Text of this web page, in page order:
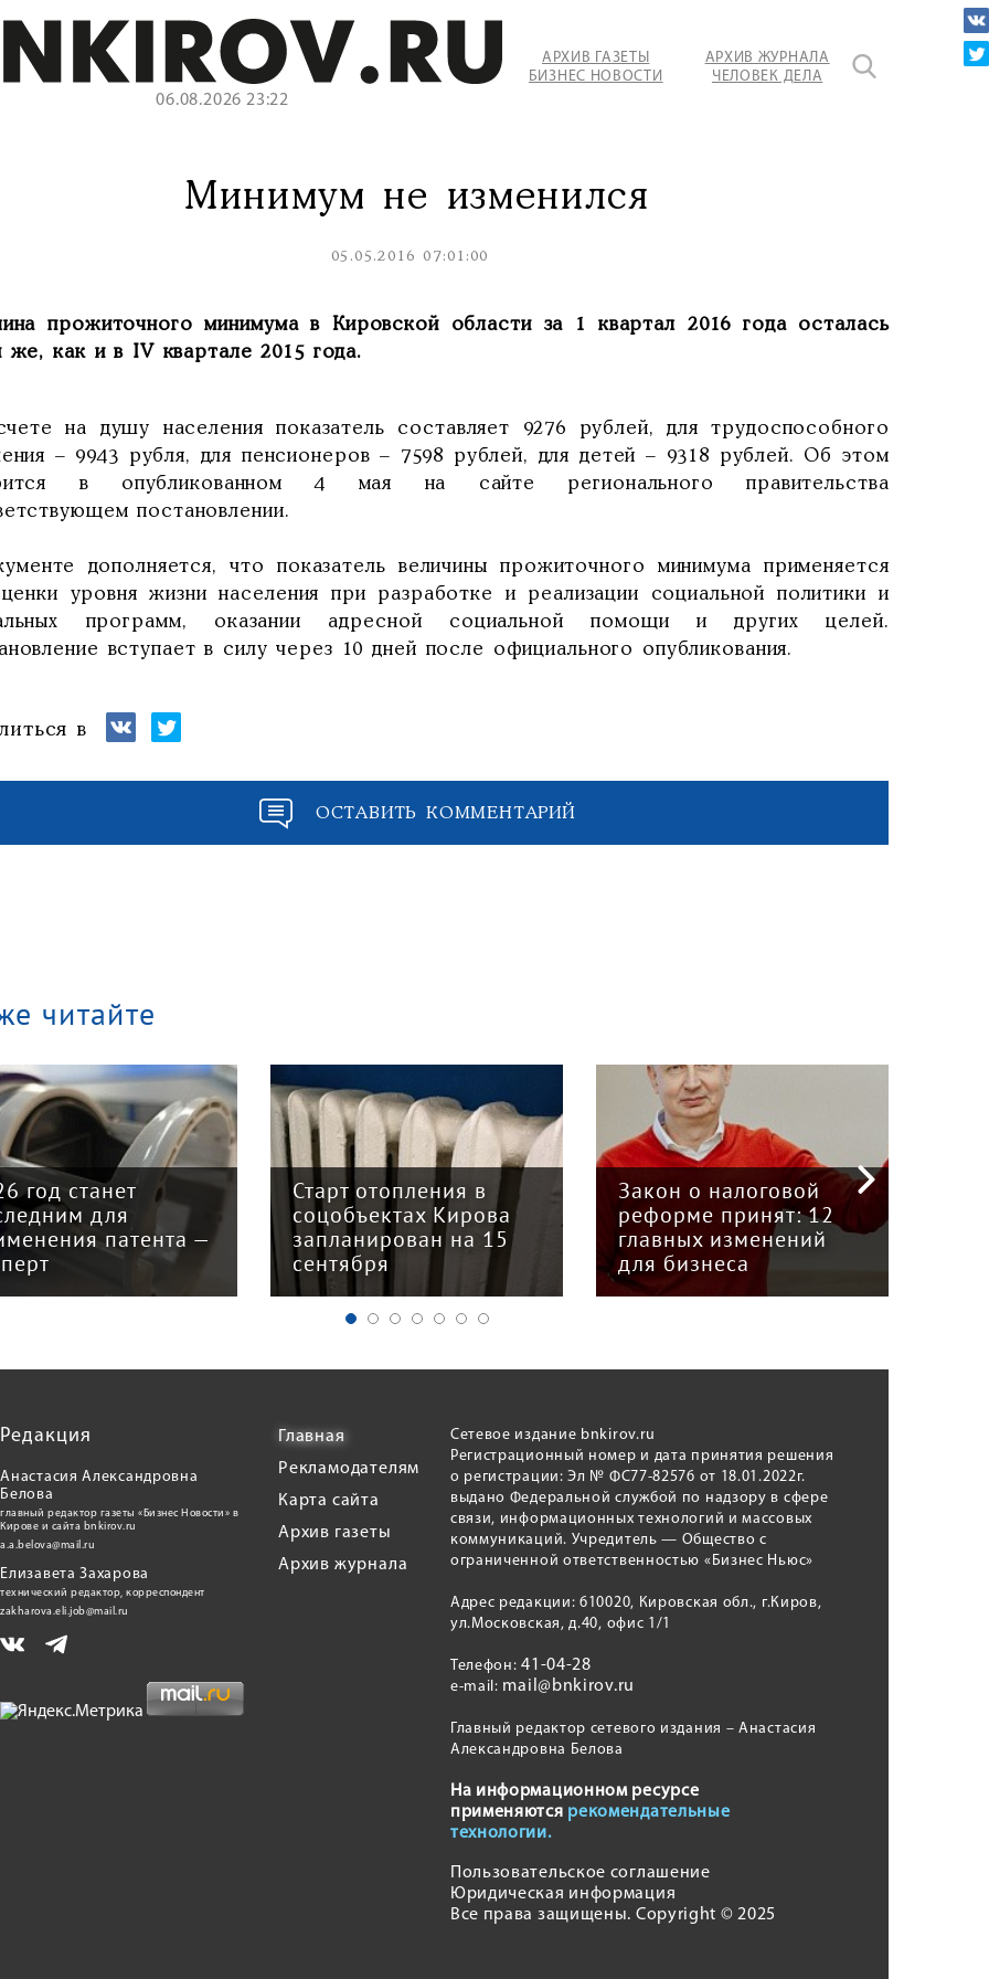
06.08.2026 23:22
АРХИВ ГАЗЕТЫ
БИЗНЕС НОВОСТИ
АРХИВ ЖУРНАЛА
ЧЕЛОВЕК ДЕЛА
Минимум не изменился
05.05.2016 07:01:00
прожиточного минимума в Кировской области за 1 квартал 2016 года осталась
же, как и в IV квартале 2015 года.
на душу населения показатель составляет 9276 рублей, для трудоспособного
– 9943 рубля, для пенсионеров – 7598 рублей, для детей – 9318 рублей. Об этом
в опубликованном 4 мая на сайте регионального правительства
постановлении.
дополняется, что показатель величины прожиточного минимума применяется
уровня жизни населения при разработке и реализации социальной политики и
программ, оказании адресной социальной помощи и других целей.
вступает в силу через 10 дней после официального опубликования.
в
ОСТАВИТЬ КОММЕНТАРИЙ
читайте
отопления в
Кирова
на 15
Закон о налоговой
реформе принят: 12
главных изменений
для бизнеса
«Кризис в кузове»:
интервью с
председателем Союза
грузоперевозчиков
«Вятка» Юрием
Куншиным
Редакция
Анастасия Александровна
Белова
главный редактор газеты «Бизнес Новости» в
Кирове и сайта bnkirov.ru
a.a.belova@mail.ru
Елизавета Захарова
технический редактор, корреспондент
zakharova.eli.job@mail.ru
Главная
Рекламодателям
Карта сайта
Архив газеты
Архив журнала
Сетевое издание bnkirov.ru
Регистрационный номер и дата принятия решения
о регистрации: Эл № ФС77-82576 от 18.01.2022г.
выдано Федеральной службой по надзору в сфере
связи, информационных технологий и массовых
коммуникаций. Учредитель — Общество с
ограниченной ответственностью «Бизнес Ньюс»
Адрес редакции: 610020, Кировская обл., г.Киров,
ул.Московская, д.40, офис 1/1
Телефон:41-04-28
e-mail: mail@bnkirov.ru
Главный редактор сетевого издания – Анастасия
Александровна Белова
На информационном ресурсе
применяются рекомендательные
технологии.
Пользовательское соглашение
Юридическая информация
Все права защищены. Copyright © 2025